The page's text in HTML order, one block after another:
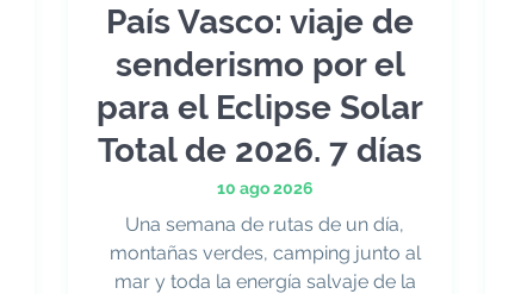
País Vasco: viaje de
senderismo por el
para el Eclipse Solar
Total de 2026. 7 días
10 ago 2026
Una semana de rutas de un día,
montañas verdes, camping junto al
mar y toda la energía salvaje de la